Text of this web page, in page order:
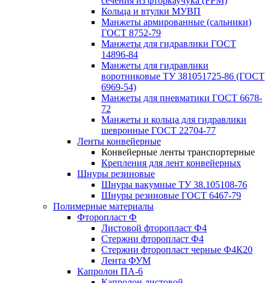
Кольца и втулки МУВП
Манжеты армированные (сальники)
ГОСТ 8752-79
Манжеты для гидравлики ГОСТ
14896-84
Манжеты для гидравлики
воротниковые ТУ 381051725-86 (ГОСТ
6969-54)
Манжеты для пневматики ГОСТ 6678-
72
Манжеты и кольца для гидравлики
шевронные ГОСТ 22704-77
Ленты конвейерные
Конвейерные ленты транспортерные
Крепления для лент конвейерных
Шнуры резиновые
Шнуры вакумные ТУ 38.105108-76
Шнуры резиновые ГОСТ 6467-79
Полимерные материалы
Фторопласт Ф
Листовой фторопласт Ф4
Стержни фторопласт Ф4
Стержни фторопласт черные Ф4К20
Лента ФУМ
Капролон ПА-6